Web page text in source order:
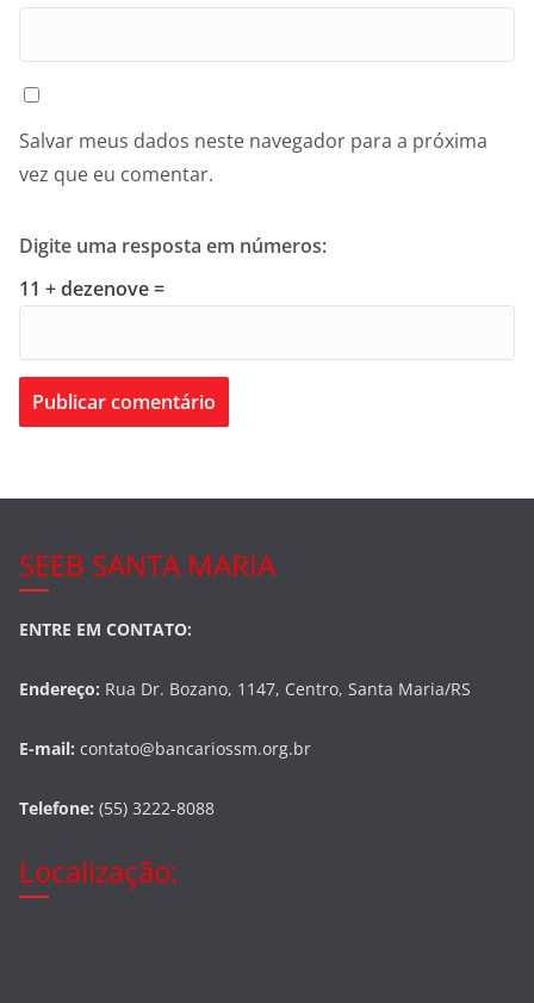
Salvar meus dados neste navegador para a próxima
vez que eu comentar.
Digite uma resposta em números:
11 + dezenove =
SEEB SANTA MARIA
ENTRE EM CONTATO:
Endereço: Rua Dr. Bozano, 1147, Centro, Santa Maria/RS
E-mail: contato@bancariossm.org.br
Telefone: (55) 3222-8088
Localização: